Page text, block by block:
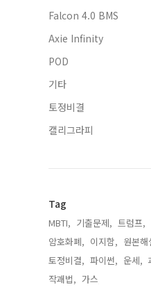
Falcon 4.0 BMS
Axie Infinity
POD
기타
토정비결
캘리그라피
Tag
MBTI, 기출문제, 트럼프,
암호화폐, 이지함, 원본해
토정비결, 파이썬, 운세,
작괘법, 가스,